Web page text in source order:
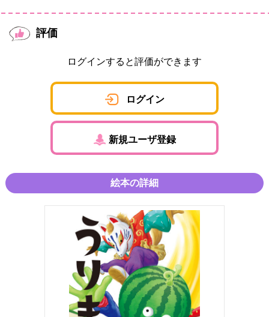
評価
ログインすると評価ができます
ログイン
新規ユーザ登録
絵本の詳細